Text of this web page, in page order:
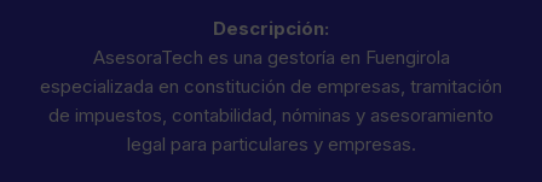
Descripción:
AsesoraTech es una gestoría en Fuengirola
especializada en constitución de empresas, tramitación
de impuestos, contabilidad, nóminas y asesoramiento
legal para particulares y empresas.